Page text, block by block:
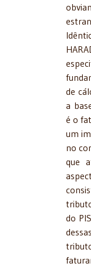
de
a
é o
um
no
que
do